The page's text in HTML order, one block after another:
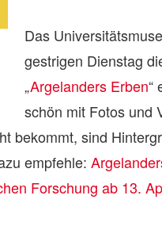
Das
gestrigen Dienstag
„Argelanders Erben“
schön mit Fotos und
bekommt, sind
empfehle:
Forschung ab 13.